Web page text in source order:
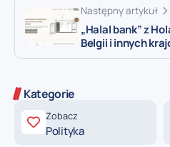
Następny artykuł
„Halal bank” z
Belgii i innych
Kategorie
Zobacz
Polityka